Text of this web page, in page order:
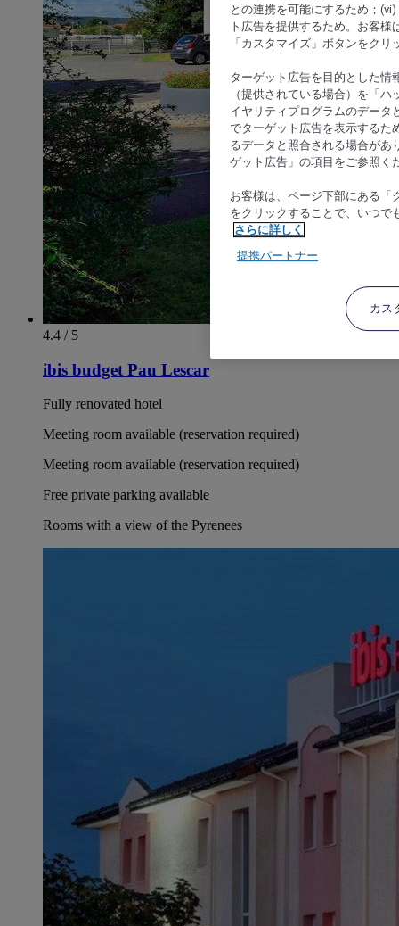
4.4 / 5
ibis budget Pau Lescar
Fully renovated hotel
Meeting room available (reservation required)
Meeting room available (reservation required)
Free private parking available
Rooms with a view of the Pyrenees
との連携を可能にするため；
ト広告を提供するため。お客
「カスタマイズ」ボタンをク
ターゲット広告を目的とした情
（提供されている場合）を「
イヤリティプログラムのデータ
でターゲット広告を表示するた
るデータと照合される場合があ
ゲット広告」の項目をご参照く
お客様は、ページ下部にある「
をクリックすることで、いつで
さらに詳しく
提携パートナー
カス